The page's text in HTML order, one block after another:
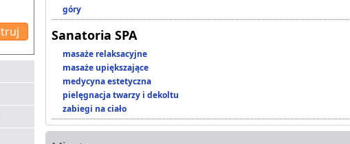
góry
Sanatoria SPA
masaże relaksacyjne
masaże upiększające
medycyna estetyczna
pielęgnacja twarzy i dekoltu
zabiegi na ciało